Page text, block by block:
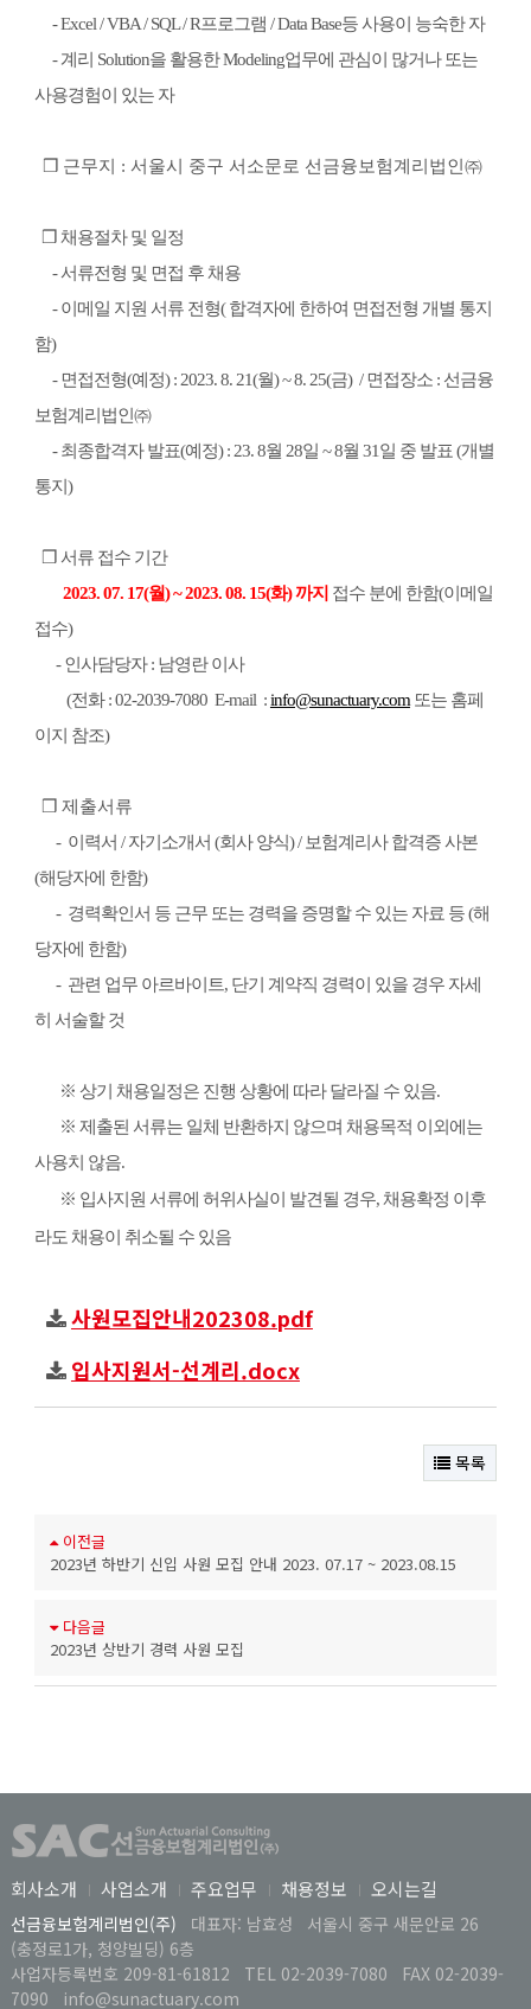
- Excel / VBA / SQL / R프로그램 / Data Base등 사용이 능숙한 자
-계리 Solution을 활용한Modeling업무에 관심이 많거나 또는
사용경험이 있는 자
❒ 근무지 : 서울시 중구 서소문로 선금융보험계리법인㈜
❒채용절차 및 일정
-서류전형 및 면접 후 채용
-이메일 지원 서류 전형(합격자에 한하여 면접전형 개별 통지
함)
-면접전형(예정) : 2023. 8. 21(월) ~ 8. 25(금) /면접장소 : 선금융
보험계리법인㈜
-최종합격자 발표(예정) : 23. 8월 28일 ~ 8월 31일 중 발표(개별
통지 )
❒서류 접수 기간
2023. 07. 17(월) ~ 2023. 08. 15(화)까지 접수 분에 한함(이메일
접수)
-인사담당자: 남영란이사
(전화: 02-2039-7080 E-mail :info@sunactuary.com 또는 홈페
이지 참조)
❒ 제출서류
- 이력서 /자기소개서 (회사 양식) /보험계리사합격증 사본
(해당자에 한함)
- 경력확인서 등 근무 또는 경력을 증명할 수 있는 자료 등(해
당자에 한함)
- 관련 업무 아르바이트, 단기 계약직 경력이 있을 경우 자세
히 서술할 것
※ 상기 채용일정은 진행 상황에 따라 달라질 수 있음.
※ 제출된 서류는 일체 반환하지 않으며 채용목적 이외에는
사용치 않음.
※ 입사지원 서류에 허위사실이 발견될 경우,채용확정 이후
라도 채용이 취소될 수 있음
사원모집안내202308.pdf
입사지원서-선계리.docx
목록
이전글
2023년 하반기 신입 사원 모집 안내 2023. 07.17 ~ 2023.08.15
다음글
2023년 상반기 경력 사원 모집
회사소개 사업소개 주요업무 채용정보 오시는길
선금융보험계리법인(주) 대표자: 남효성
서울시 중구 새문안로 26
(충정로1가, 청양빌딩) 6층
사업자등록번호 209-81-61812
TEL 02-2039-7080
FAX 02-2039-
7090
info@sunactuary.com